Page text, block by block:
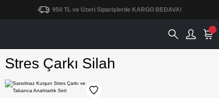
950 TL ve Üzeri Siparişlerde KARGO BEDAVA!
Stres Çarkı Silah